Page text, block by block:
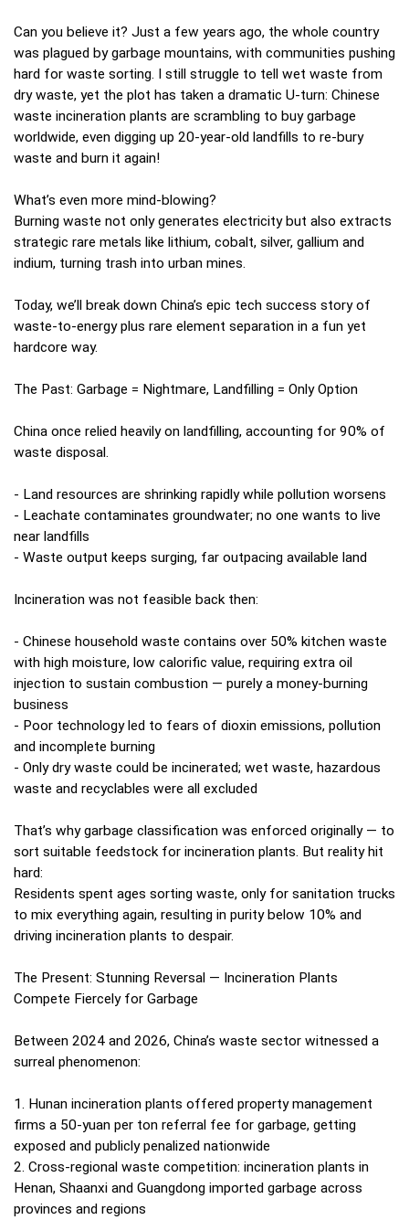
Can you believe it? Just a few years ago, the whole country
was plagued by garbage mountains, with communities pushing
hard for waste sorting. I still struggle to tell wet waste from
dry waste, yet the plot has taken a dramatic U-turn: Chinese
waste incineration plants are scrambling to buy garbage
worldwide, even digging up 20-year-old landfills to re-bury
waste and burn it again!
What’s even more mind-blowing?
Burning waste not only generates electricity but also extracts
strategic rare metals like lithium, cobalt, silver, gallium and
indium, turning trash into urban mines.
Today, we’ll break down China’s epic tech success story of
waste-to-energy plus rare element separation in a fun yet
hardcore way.
The Past: Garbage = Nightmare, Landfilling = Only Option
China once relied heavily on landfilling, accounting for 90% of
waste disposal.
- Land resources are shrinking rapidly while pollution worsens
- Leachate contaminates groundwater; no one wants to live
near landfills
- Waste output keeps surging, far outpacing available land
Incineration was not feasible back then:
- Chinese household waste contains over 50% kitchen waste
with high moisture, low calorific value, requiring extra oil
injection to sustain combustion — purely a money-burning
business
- Poor technology led to fears of dioxin emissions, pollution
and incomplete burning
- Only dry waste could be incinerated; wet waste, hazardous
waste and recyclables were all excluded
That’s why garbage classification was enforced originally — to
sort suitable feedstock for incineration plants. But reality hit
hard:
Residents spent ages sorting waste, only for sanitation trucks
to mix everything again, resulting in purity below 10% and
driving incineration plants to despair.
The Present: Stunning Reversal — Incineration Plants
Compete Fiercely for Garbage
Between 2024 and 2026, China’s waste sector witnessed a
surreal phenomenon:
1. Hunan incineration plants offered property management
firms a 50-yuan per ton referral fee for garbage, getting
exposed and publicly penalized nationwide
2. Cross-regional waste competition: incineration plants in
Henan, Shaanxi and Guangdong imported garbage across
provinces and regions